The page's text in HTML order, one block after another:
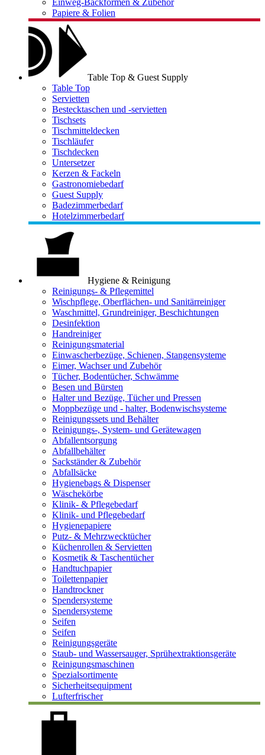
Einweg-Backformen & Zubehör
Papiere & Folien
Table Top & Guest Supply
Table Top
Servietten
Bestecktaschen und -servietten
Tischsets
Tischmitteldecken
Tischläufer
Tischdecken
Untersetzer
Kerzen & Fackeln
Gastronomiebedarf
Guest Supply
Badezimmerbedarf
Hotelzimmerbedarf
Hygiene & Reinigung
Reinigungs- & Pflegemittel
Wischpflege, Oberflächen- und Sanitärreiniger
Waschmittel, Grundreiniger, Beschichtungen
Desinfektion
Handreiniger
Reinigungsmaterial
Einwascherbezüge, Schienen, Stangensysteme
Eimer, Wachser und Zubehör
Tücher, Bodentücher, Schwämme
Besen und Bürsten
Halter und Bezüge, Tücher und Pressen
Moppbezüge und - halter, Bodenwischsysteme
Reinigungssets und Behälter
Reinigungs-, System- und Gerätewagen
Abfallentsorgung
Abfallbehälter
Sackständer & Zubehör
Abfallsäcke
Hygienebags & Dispenser
Wäschekörbe
Klinik- & Pflegebedarf
Klinik- und Pflegebedarf
Hygienepapiere
Putz- & Mehrzwecktücher
Küchenrollen & Servietten
Kosmetik & Taschentücher
Handtuchpapier
Toilettenpapier
Handtrockner
Spendersysteme
Spendersysteme
Seifen
Seifen
Reinigungsgeräte
Staub- und Wassersauger, Sprühextraktionsgeräte
Reinigungsmaschinen
Spezialsortimente
Sicherheitsequipment
Lufterfrischer